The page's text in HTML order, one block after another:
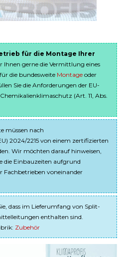
für die Montage Ihrer
Ihnen gerne die Vermittlung eines
die bundesweite Montage oder
Sie die Anforderungen der EU-
(Art. 11, Abs.
müssen nach
2024/2215 von einem zertifizierten
Wir möchten darauf hinweisen,
die Einbauzeiten aufgrund
Fachbetrieben voneinander
dass im Lieferumfang von Split-
enthalten sind.
Zubehör